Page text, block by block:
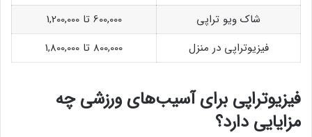
شاک ویو تراپی
600,000 تا 1,200,000
فیزیوتراپی در منزل
800,000 تا 1,800,000
فیزیوتراپی برای آسیب‌های ورزشی چه
مزایایی دارد؟